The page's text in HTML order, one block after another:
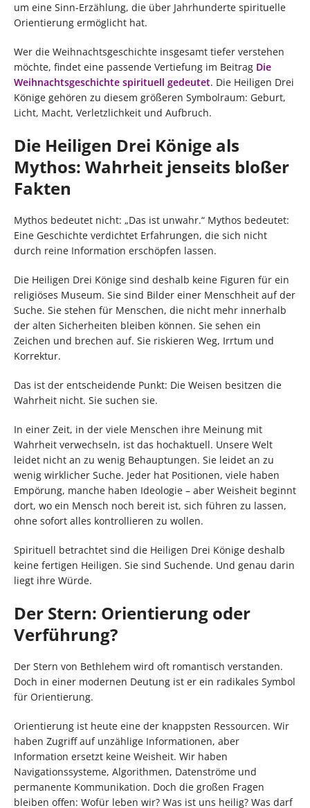
um eine Sinn-Erzählung, die über Jahrhunderte spirituelle
Orientierung ermöglicht hat.
Wer die Weihnachtsgeschichte insgesamt tiefer verstehen
möchte, findet eine passende Vertiefung im Beitrag Die
Weihnachtsgeschichte spirituell gedeutet. Die Heiligen Drei
Könige gehören zu diesem größeren Symbolraum: Geburt,
Licht, Macht, Verletzlichkeit und Aufbruch.
Die Heiligen Drei Könige als
Mythos: Wahrheit jenseits bloßer
Fakten
Mythos bedeutet nicht: „Das ist unwahr.“ Mythos bedeutet:
Eine Geschichte verdichtet Erfahrungen, die sich nicht
durch reine Information erschöpfen lassen.
Die Heiligen Drei Könige sind deshalb keine Figuren für ein
religiöses Museum. Sie sind Bilder einer Menschheit auf der
Suche. Sie stehen für Menschen, die nicht mehr innerhalb
der alten Sicherheiten bleiben können. Sie sehen ein
Zeichen und brechen auf. Sie riskieren Weg, Irrtum und
Korrektur.
Das ist der entscheidende Punkt: Die Weisen besitzen die
Wahrheit nicht. Sie suchen sie.
In einer Zeit, in der viele Menschen ihre Meinung mit
Wahrheit verwechseln, ist das hochaktuell. Unsere Welt
leidet nicht an zu wenig Behauptungen. Sie leidet an zu
wenig wirklicher Suche. Jeder hat Positionen, viele haben
Empörung, manche haben Ideologie – aber Weisheit beginnt
dort, wo ein Mensch noch bereit ist, sich führen zu lassen,
ohne sofort alles kontrollieren zu wollen.
Spirituell betrachtet sind die Heiligen Drei Könige deshalb
keine fertigen Heiligen. Sie sind Suchende. Und genau darin
liegt ihre Würde.
Der Stern: Orientierung oder
Verführung?
Der Stern von Bethlehem wird oft romantisch verstanden.
Doch in einer modernen Deutung ist er ein radikales Symbol
für Orientierung.
Orientierung ist heute eine der knappsten Ressourcen. Wir
haben Zugriff auf unzählige Informationen, aber
Information ersetzt keine Weisheit. Wir haben
Navigationssysteme, Algorithmen, Datenströme und
permanente Kommunikation. Doch die großen Fragen
bleiben offen: Wofür leben wir? Was ist uns heilig? Was darf